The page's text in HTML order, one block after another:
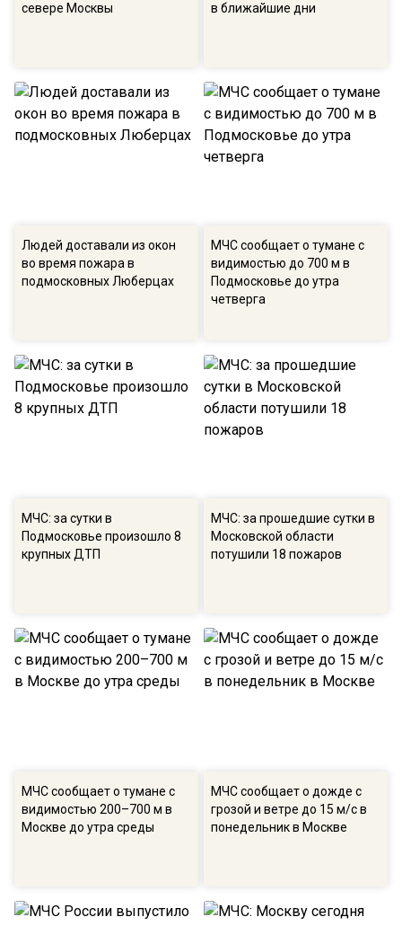
севере Москвы
в ближайшие дни
Людей доставали из окон
во время пожара в
подмосковных Люберцах
МЧС сообщает о тумане с
видимостью до 700 м в
Подмосковье до утра
четверга
МЧС: за сутки в
Подмосковье произошло 8
крупных ДТП
МЧС: за прошедшие сутки в
Московской области
потушили 18 пожаров
МЧС сообщает о тумане с
видимостью 200–700 м в
Москве до утра среды
МЧС сообщает о дожде с
грозой и ветре до 15 м/с в
понедельник в Москве